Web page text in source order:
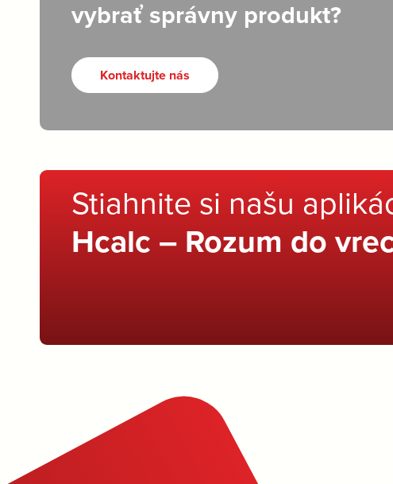
vybrať správny produkt?
Kontaktujte nás
Stiahnite si našu
Hcalc – Rozum do